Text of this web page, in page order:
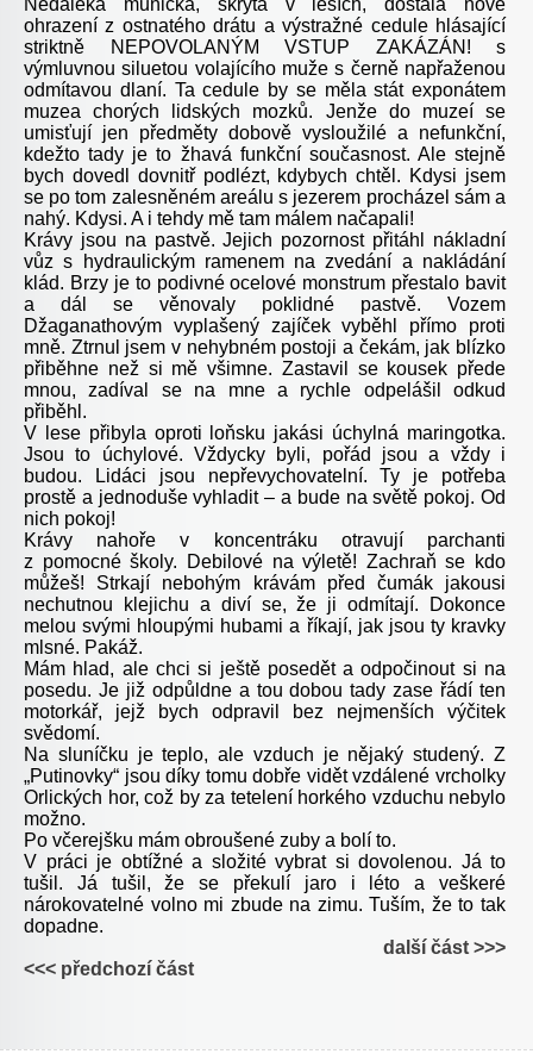
ohrazení z ostnatého drátu a výstražné cedule hlásající
striktně NEPOVOLANÝM VSTUP ZAKÁZÁN! s
výmluvnou siluetou volajícího muže s černě napřaženou
odmítavou dlaní. Ta cedule by se měla stát exponátem
muzea chorých lidských mozků. Jenže do muzeí se
umisťují jen předměty dobově vysloužilé a nefunkční,
kdežto tady je to žhavá funkční současnost. Ale stejně
bych dovedl dovnitř podlézt, kdybych chtěl. Kdysi jsem
se po tom zalesněném areálu s jezerem procházel sám a
nahý. Kdysi. A i tehdy mě tam málem načapali!
Krávy jsou na pastvě. Jejich pozornost přitáhl nákladní
vůz s hydraulickým ramenem na zvedání a nakládání
klád. Brzy je to podivné ocelové monstrum přestalo bavit
a dál se věnovaly poklidné pastvě. Vozem
Džaganathovým vyplašený zajíček vyběhl přímo proti
mně. Ztrnul jsem v nehybném postoji a čekám, jak blízko
přiběhne než si mě všimne. Zastavil se kousek přede
mnou, zadíval se na mne a rychle odpelášil odkud
přiběhl.
V lese přibyla oproti loňsku jakási úchylná maringotka.
Jsou to úchylové. Vždycky byli, pořád jsou a vždy i
budou. Lidáci jsou nepřevychovatelní. Ty je potřeba
prostě a jednoduše vyhladit – a bude na světě pokoj. Od
nich pokoj!
Krávy nahoře v koncentráku otravují parchanti
z pomocné školy. Debilové na výletě! Zachraň se kdo
můžeš! Strkají nebohým krávám před čumák jakousi
nechutnou klejichu a diví se, že ji odmítají. Dokonce
melou svými hloupými hubami a říkají, jak jsou ty kravky
mlsné. Pakáž.
Mám hlad, ale chci si ještě posedět a odpočinout si na
posedu. Je již odpůldne a tou dobou tady zase řádí ten
motorkář, jejž bych odpravil bez nejmenších výčitek
svědomí.
Na sluníčku je teplo, ale vzduch je nějaký studený. Z
„Putinovky“ jsou díky tomu dobře vidět vzdálené vrcholky
Orlických hor, což by za tetelení horkého vzduchu nebylo
možno.
Po včerejšku mám obroušené zuby a bolí to.
V práci je obtížné a složité vybrat si dovolenou. Já to
tušil. Já tušil, že se překulí jaro i léto a veškeré
nárokovatelné volno mi zbude na zimu. Tuším, že to tak
dopadne.
další část >>>
<<< předchozí část